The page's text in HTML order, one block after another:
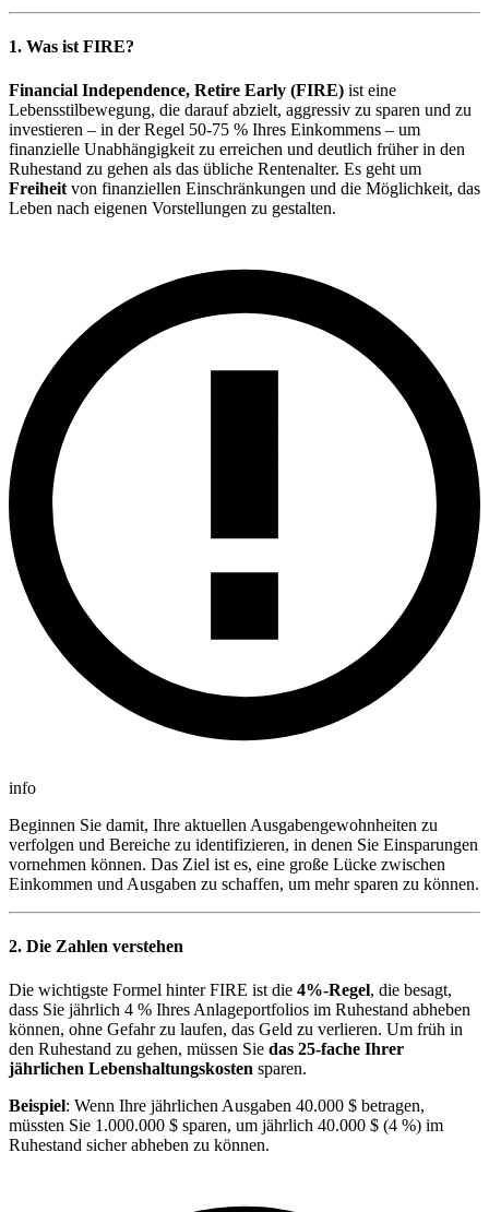
1. Was ist FIRE?
Financial Independence, Retire Early (FIRE) ist eine
Lebensstilbewegung, die darauf abzielt, aggressiv zu sparen und zu
investieren – in der Regel 50-75 % Ihres Einkommens – um
finanzielle Unabhängigkeit zu erreichen und deutlich früher in den
Ruhestand zu gehen als das übliche Rentenalter. Es geht um
Freiheit von finanziellen Einschränkungen und die Möglichkeit, das
Leben nach eigenen Vorstellungen zu gestalten.
info
Beginnen Sie damit, Ihre aktuellen Ausgabengewohnheiten zu
verfolgen und Bereiche zu identifizieren, in denen Sie Einsparungen
vornehmen können. Das Ziel ist es, eine große Lücke zwischen
Einkommen und Ausgaben zu schaffen, um mehr sparen zu können.
2. Die Zahlen verstehen
Die wichtigste Formel hinter FIRE ist die 4%-Regel, die besagt,
dass Sie jährlich 4 % Ihres Anlageportfolios im Ruhestand abheben
können, ohne Gefahr zu laufen, das Geld zu verlieren. Um früh in
den Ruhestand zu gehen, müssen Sie das 25-fache Ihrer
jährlichen Lebenshaltungskosten sparen.
Beispiel: Wenn Ihre jährlichen Ausgaben 40.000 $ betragen,
müssten Sie 1.000.000 $ sparen, um jährlich 40.000 $ (4 %) im
Ruhestand sicher abheben zu können.